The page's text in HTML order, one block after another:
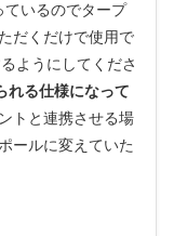
ているのでタープ
だくだけで使用で
ようにしてくださ
れる仕様になって
トと連携させる場
ールに変えていた